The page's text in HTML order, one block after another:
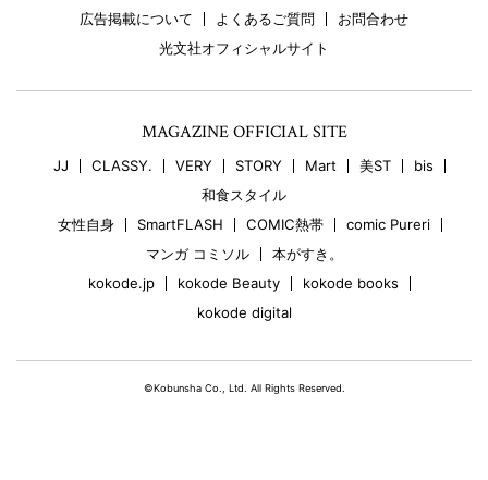
広告掲載について
よくあるご質問
お問合わせ
光文社オフィシャルサイト
MAGAZINE OFFICIAL SITE
JJ CLASSY. VERY STORY Mart 美ST
bis
和食スタイル
女性自身
SmartFLASH COMIC熱帯
comic Pureri
マンガ コミソル
本がすき。
kokode.jp
kokode Beauty
kokode books
kokode digital
©Kobunsha Co., Ltd. All Rights Reserved.